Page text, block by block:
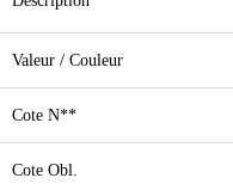
Valeur / Couleur
Cote N**
Cote Obl.